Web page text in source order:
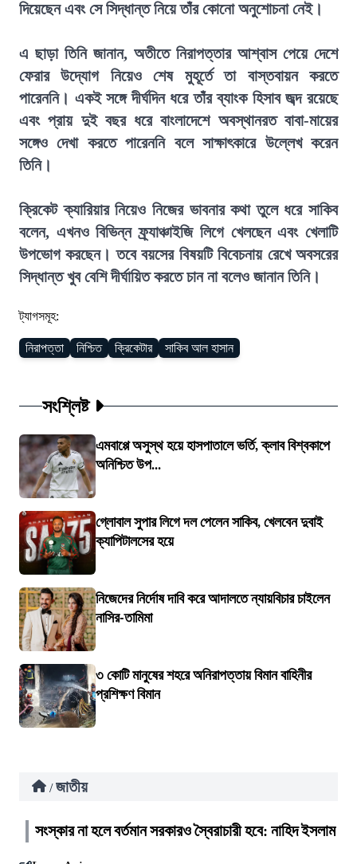
দিয়েছেন এবং সে সিদ্ধান্ত নিয়ে তাঁর কোনো অনুশোচনা নেই।
এ ছাড়া তিনি জানান, অতীতে নিরাপত্তার আশ্বাস পেয়ে দেশে
ফেরার উদ্যোগ নিয়েও শেষ মুহূর্তে তা বাস্তবায়ন করতে
পারেননি। একই সঙ্গে দীর্ঘদিন ধরে তাঁর ব্যাংক হিসাব জব্দ রয়েছে
এবং প্রায় দুই বছর ধরে বাংলাদেশে অবস্থানরত বাবা-মায়ের
সঙ্গেও দেখা করতে পারেননি বলে সাক্ষাৎকারে উল্লেখ করেন
তিনি।
ক্রিকেট ক্যারিয়ার নিয়েও নিজের ভাবনার কথা তুলে ধরে সাকিব
বলেন, এখনও বিভিন্ন ফ্র্যাঞ্চাইজি লিগে খেলছেন এবং খেলাটি
উপভোগ করছেন। তবে বয়সের বিষয়টি বিবেচনায় রেখে অবসরের
সিদ্ধান্ত খুব বেশি দীর্ঘায়িত করতে চান না বলেও জানান তিনি।
ট্যাগসমূহ:
নিরাপত্তা নিশ্চিত ক্রিকেটার সাকিব আল হাসান
সংশ্লিষ্ট
এমবাপ্পে অসুস্থ হয়ে হাসপাতালে ভর্তি, ক্লাব বিশ্বকাপে
অনিশ্চিত উপ...
গ্লোবাল সুপার লিগে দল পেলেন সাকিব, খেলবেন দুবাই
ক্যাপিটালসের হয়ে
নিজেদের নির্দোষ দাবি করে আদালতে ন্যায়বিচার চাইলেন
নাসির-তামিমা
৩ কোটি মানুষের শহরে অনিরাপত্তায় বিমান বাহিনীর
প্রশিক্ষণ বিমান
/ জাতীয়
সংস্কার না হলে বর্তমান সরকারও স্বৈরাচারী হবে: নাহিদ ইসলাম